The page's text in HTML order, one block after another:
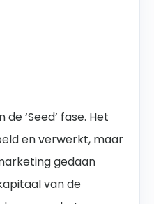
‘Seed’ fase. Het
en verwerkt, maar
gedaan
van de